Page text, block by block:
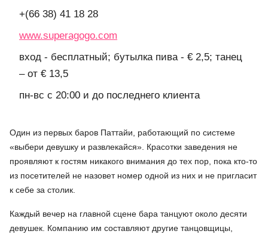
+(66 38) 41 18 28
www.superagogo.com
вход - бесплатный; бутылка пива - € 2,5; танец
– от € 13,5
пн-вс с 20:00 и до последнего клиента
Один из первых баров Паттайи, работающий по системе
«выбери девушку и развлекайся». Красотки заведения не
проявляют к гостям никакого внимания до тех пор, пока кто-то
из посетителей не назовет номер одной из них и не пригласит
к себе за столик.
Каждый вечер на главной сцене бара танцуют около десяти
девушек. Компанию им составляют другие танцовщицы,